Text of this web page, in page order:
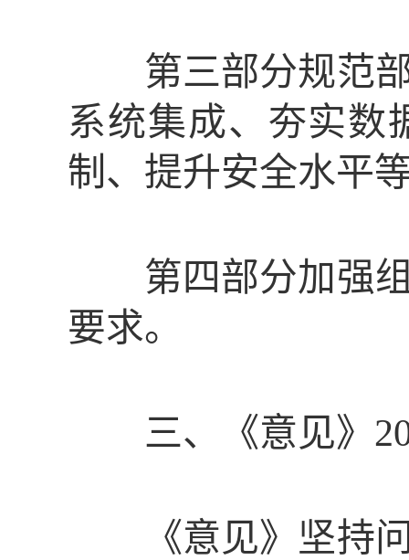
第三部分规范部
系统集成、夯实数
制、提升安全水平
第四部分加强组
要求。
三、《意见》
《意见》坚持问